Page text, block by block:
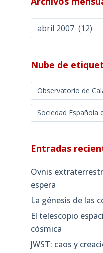
Archivos
mensuales
Nube de
Observatorio de
Sociedad Española
Entradas
Ovnis
espera
La génesis de las
El telescopio
cósmica
JWST: caos y